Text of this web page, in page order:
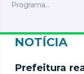
Programa...
NOTÍCIA
Prefeitura